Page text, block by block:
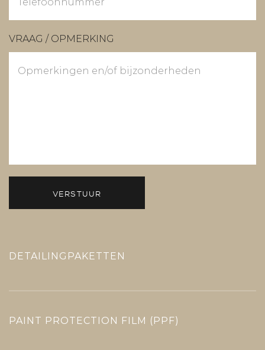
VRAAG / OPMERKING
VERSTUUR
DETAILINGPAKETTEN
PAINT PROTECTION FILM (PPF)